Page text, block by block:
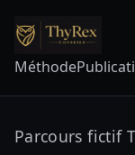
Méthode
Parcours fictif